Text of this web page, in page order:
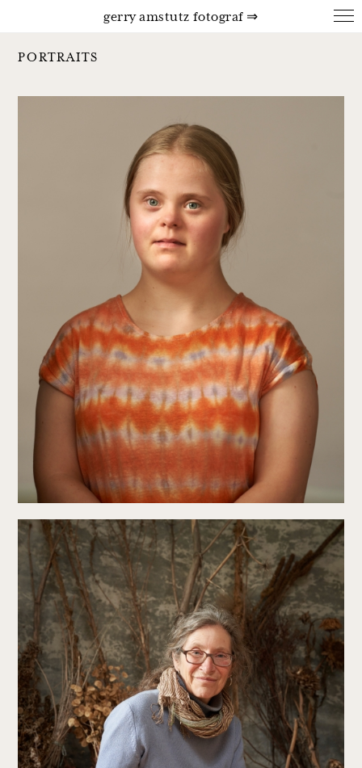
gerry amstutz fotograf ⇒
PORTRAITS